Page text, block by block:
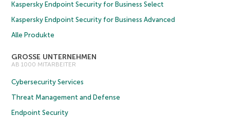
Kaspersky Endpoint Security for Business Select
Kaspersky Endpoint Security for Business Advanced
Alle Produkte
GROSSE UNTERNEHMEN
AB 1000 MITARBEITER
Cybersecurity Services
Threat Management and Defense
Endpoint Security